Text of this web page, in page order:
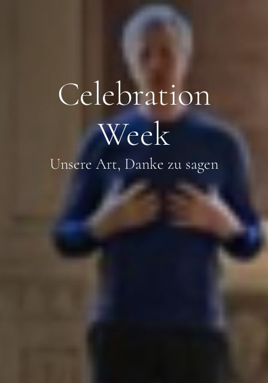
Celebration
Week
Unsere Art, Danke zu sagen